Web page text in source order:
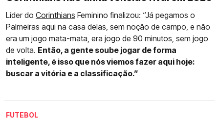
Líder do Corinthians Feminino finalizou: “Já pegamos o
Palmeiras aqui na casa delas, sem noção de campo, e não
era um jogo mata-mata, era jogo de 90 minutos, sem jogo
de volta. Então, a gente soube jogar de forma
inteligente, é isso que nós viemos fazer aqui hoje:
buscar a vitória e a classificação.”
FUTEBOL